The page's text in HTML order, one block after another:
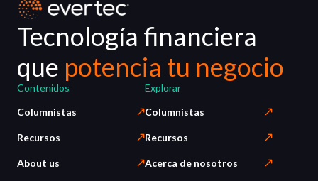
Tecnología financiera
que potencia tu negocio
Contenidos
Columnistas
Recursos
About us
Explorar
Columnistas
Recursos
Acerca de nosotros